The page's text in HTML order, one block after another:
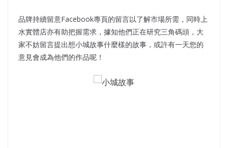
品牌持續留意Facebook專頁的留言以了解市場所需，同時上
水實體店亦有助把握需求，據知他們正在研究三角碼頭，大
家不妨留言提出想小城故事什麼樣的故事，或許有一天您的
意見會成為他們的作品呢！